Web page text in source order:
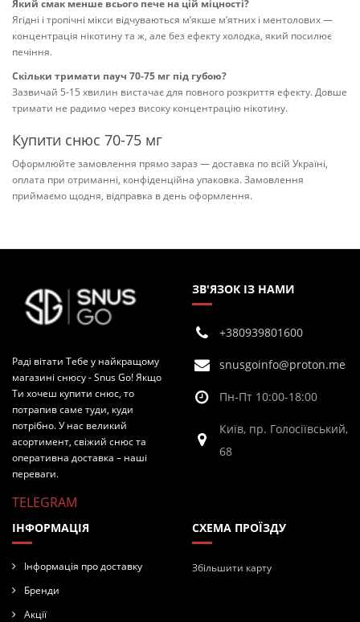
Який смак менше всього пече на цій міцності?
Ягідні і тропічні мікси відчуваються м’якше м’ятних і ментолових —
концентрація нікотину та ж, але без ефекту холодка, який посилює
печіння.
Скільки тримати пауч 70-75 мг під губою?
Зазвичай 5-15 хвилин вистачає для повного розкриття ефекту. Довше
тримати не радимо через високу концентрацію нікотину.
Купити снюс 70-75 мг
Оформлюйте замовлення прямо зараз — доставка по всій Україні,
оплата при отриманні, конфіденційна упаковка. Замовлення
приймаємо щодня, відправка в день оформлення.
Раді вітати Тебе у найкращому
магазині снюсу - Snus Go! Якщо
Ти хочеш купити снюс, то
потрапив саме туди, куди
потрібно. У нас великий
асортимент, свіжий снюс та
оперативна доставка – наші
переваги.
TELEGRAM
ЗВ'ЯЗОК ІЗ НАМИ
+380939801600
snusgoinfo@proton.me
Пн-Пт 10:00-18:00
Київ, пр. Голосіївський,
68
ІНФОРМАЦІЯ
Інформація про доставку
Бренди
Акції
СХЕМА ПРОЇЗДУ
Збільшити карту